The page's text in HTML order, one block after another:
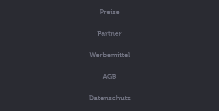
Preise
Partner
Werbemittel
AGB
Datenschutz